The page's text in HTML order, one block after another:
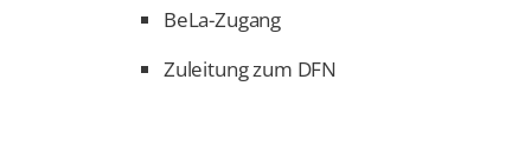
BeLa-Zugang
Zuleitung zum DFN